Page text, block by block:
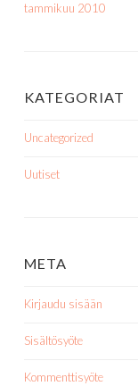
tammikuu 2010
KATEGORIAT
Uncategorized
Uutiset
META
Kirjaudu sisään
Sisältösyöte
Kommenttisyöte